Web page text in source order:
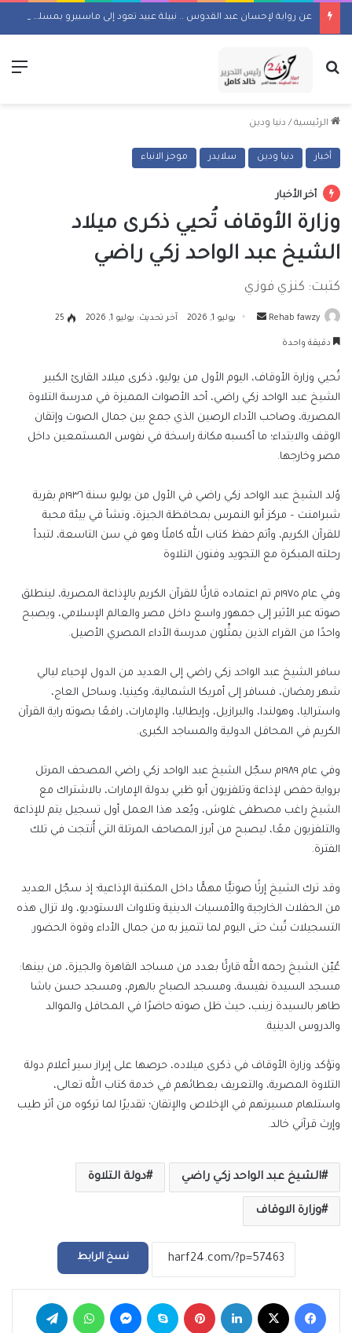
عن رواية لإحسان عبد القدوس .. نبيلة عبيد تعود إلى ماسبيرو بمسلسل إذاعي
بحث عن
الرئيسية / دنيا ودين
أخبار دنيا ودين سلايدر موجز الانباء
أخر الأخبار
وزارة الأوقاف تُحيي ذكرى ميلاد
الشيخ عبد الواحد زكي راضي
كتبت: كنزي فوزي
Rehab fawzy
أرسل يوليو 1, 2026 آخر تحديث: يوليو 1, 2026 25
دقيقة واحدة
تُحيي وزارة الأوقاف، اليوم الأول من يوليو، ذكرى ميلاد القارئ الكبير
الشيخ عبد الواحد زكي راضي، أحد الأصوات المميزة في مدرسة التلاوة
المصرية، وصاحب الأداء الرصين الذي جمع بين جمال الصوت وإتقان
الوقف والابتداء؛ ما أكسبه مكانة راسخة في نفوس المستمعين داخل
مصر وخارجها.
وُلد الشيخ عبد الواحد زكي راضي في الأول من يوليو سنة ١٩٣٦م بقرية
شبرامنت – مركز أبو النمرس بمحافظة الجيزة، ونشأ في بيئة محبة
للقرآن الكريم، وأتم حفظ كتاب الله كاملًا وهو في سن التاسعة، لتبدأ
رحلته المبكرة مع التجويد وفنون التلاوة
وفي عام ١٩٧٥م تم اعتماده قارئًا للقرآن الكريم بالإذاعة المصرية، لينطلق
صوته عبر الأثير إلى جمهور واسع داخل مصر والعالم الإسلامي، ويصبح
واحدًا من القراء الذين يمثِّلون مدرسة الأداء المصري الأصيل.
سافر الشيخ عبد الواحد زكي راضي إلى العديد من الدول لإحياء ليالي
شهر رمضان، فسافر إلى أمريكا الشمالية، وكينيا، وساحل العاج،
واستراليا، وهولندا، والبرازيل، وإيطاليا، والإمارات، رافعًا بصوته راية القرآن
الكريم في المحافل الدولية والمساجد الكبرى.
وفي عام ١٩٨٩م سجّل الشيخ عبد الواحد زكي راضي المصحف المرتل
برواية حفص لإذاعة وتلفزيون أبو ظبي بدولة الإمارات، بالاشتراك مع
الشيخ راغب مصطفى غلوش، ويُعد هذا العمل أول تسجيل يتم للإذاعة
والتلفزيون معًا، ليصبح من أبرز المصاحف المرتلة التي أُنتجت في تلك
الفترة.
وقد ترك الشيخ إرثًا صوتيًّا مهمًّا داخل المكتبة الإذاعية؛ إذ سجّل العديد
من الحفلات الخارجية والأمسيات الدينية وتلاوات الاستوديو، ولا تزال هذه
التسجيلات تُبث حتى اليوم لما تتميز به من جمال الأداء وقوة الحضور.
عُيّن الشيخ رحمه الله قارئًا بعدد من مساجد القاهرة والجيزة، من بينها:
مسجد السيدة نفيسة، ومسجد الصباح بالهرم، ومسجد حسن باشا
طاهر بالسيدة زينب، حيث ظل صوته حاضرًا في المحافل والموالد
والدروس الدينية.
وتؤكد وزارة الأوقاف في ذكرى ميلاده، حرصها على إبراز سير أعلام دولة
التلاوة المصرية، والتعريف بعطائهم في خدمة كتاب الله تعالى،
واستلهام مسيرتهم في الإخلاص والإتقان؛ تقديرًا لما تركوه من أثر طيب
وإرث قرآني خالد.
الشيخ عبد الواحد زكي راضي دولة التلاوة
وزارة الاوقاف
نسخ الرابط
فيسبوك لينكدإن بينتيريست سكايب ماسنجر واتساب